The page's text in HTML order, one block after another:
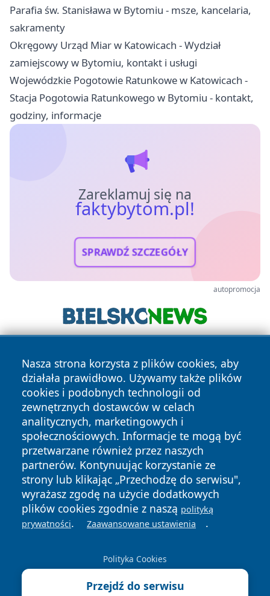
Parafia św. Stanisława w Bytomiu - msze, kancelaria,
sakramenty
Okręgowy Urząd Miar w Katowicach - Wydział
zamiejscowy w Bytomiu, kontakt i usługi
Wojewódzkie Pogotowie Ratunkowe w Katowicach -
Stacja Pogotowia Ratunkowego w Bytomiu - kontakt,
godziny, informacje
Zareklamuj się na
faktybytom.pl!
SPRAWDŹ SZCZEGÓŁY
autopromocja
Nasza strona korzysta z plików cookies, aby
działała prawidłowo. Używamy także plików
cookies i podobnych technologii od
zewnętrznych dostawców w celach
analitycznych, marketingowych i
społecznościowych. Informacje te mogą być
przetwarzane również przez naszych
partnerów. Kontynuując korzystanie ze
strony lub klikając „Przechodzę do serwisu",
wyrażasz zgodę na użycie dodatkowych
plików cookies zgodnie z naszą polityką
prywatności. Zaawansowane ustawienia .
Polityka Cookies
Przejdź do serwisu
Copyright © 2026 faktybytom.pl Wszystkie prawa zastrzeżone.
News Autorzy
Polityka
Prywatności
Polityka
Cookies